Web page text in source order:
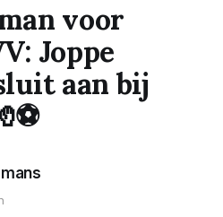
voor
Joppe
aan bij